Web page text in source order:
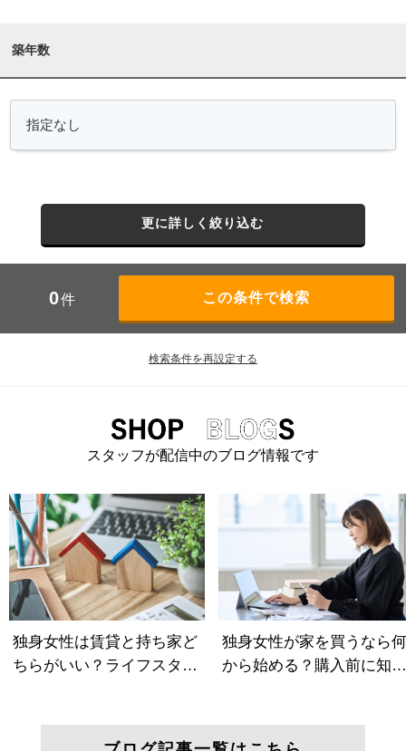
築年数
更に詳しく絞り込む
0件
検索条件を再設定する
スタッフが配信中のブログ情報です